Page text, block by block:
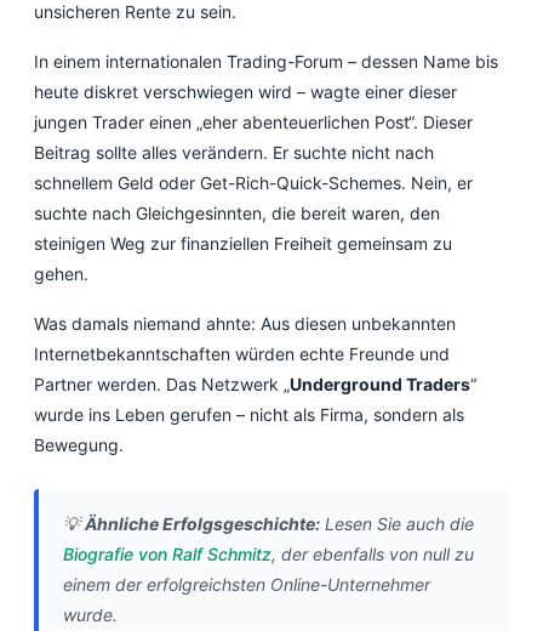
unsicheren Rente zu sein.
In einem internationalen Trading-Forum – dessen Name bis
heute diskret verschwiegen wird – wagte einer dieser
jungen Trader einen „eher abenteuerlichen Post“. Dieser
Beitrag sollte alles verändern. Er suchte nicht nach
schnellem Geld oder Get-Rich-Quick-Schemes. Nein, er
suchte nach Gleichgesinnten, die bereit waren, den
steinigen Weg zur finanziellen Freiheit gemeinsam zu
gehen.
Was damals niemand ahnte: Aus diesen unbekannten
Internetbekanntschaften würden echte Freunde und
Partner werden. Das Netzwerk „Underground Traders“
wurde ins Leben gerufen – nicht als Firma, sondern als
Bewegung.
💡Ähnliche Erfolgsgeschichte: Lesen Sie auch die
Biografie von Ralf Schmitz, der ebenfalls von null zu
einem der erfolgreichsten Online-Unternehmer
wurde.